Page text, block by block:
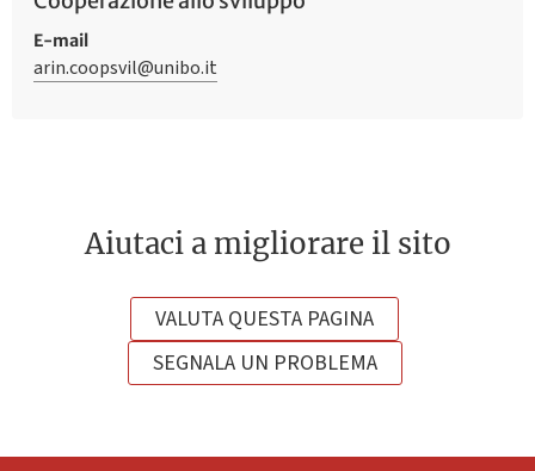
E-mail
arin.coopsvil@unibo.it
Aiutaci a migliorare il sito
VALUTA QUESTA PAGINA
SEGNALA UN PROBLEMA